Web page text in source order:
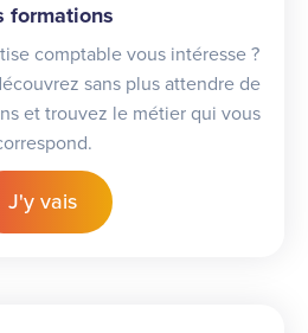
formations
comptable vous intéresse ?
sans plus attendre de
et trouvez le métier qui vous
J'y vais